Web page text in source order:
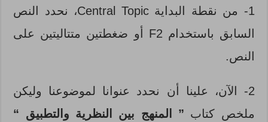
1- من نقطة البداية Central Topic، نحدد النص
السابق باستخدام F2 أو ضغطتين متتاليتين على
النص.
2- الآن، علينا أن نحدد عنوانا لموضوعنا وليكن
ملخص كتاب ” المنهج بين النظرية والتطبيق “